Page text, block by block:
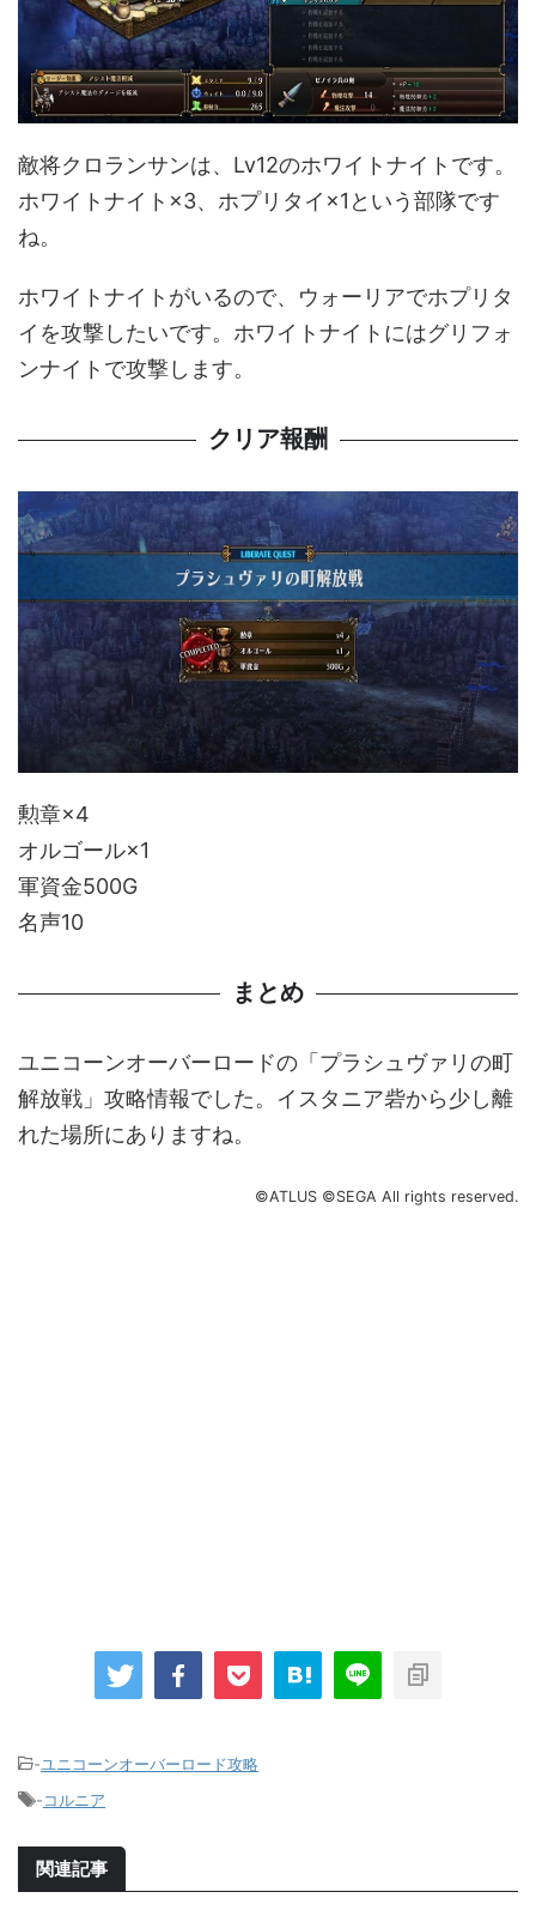
敵将クロランサンは、Lv12のホワイトナイトです。
ホワイトナイト×3、ホプリタイ×1という部隊です
ね。
ホワイトナイトがいるので、ウォーリアでホプリタ
イを攻撃したいです。ホワイトナイトにはグリフォ
ンナイトで攻撃します。
クリア報酬
勲章×4
オルゴール×1
軍資金500G
名声10
まとめ
ユニコーンオーバーロードの「プラシュヴァリの町
解放戦」攻略情報でした。イスタニア砦から少し離
れた場所にありますね。
©ATLUS ©SEGA All rights reserved.
-ユニコーンオーバーロード攻略
-コルニア
関連記事